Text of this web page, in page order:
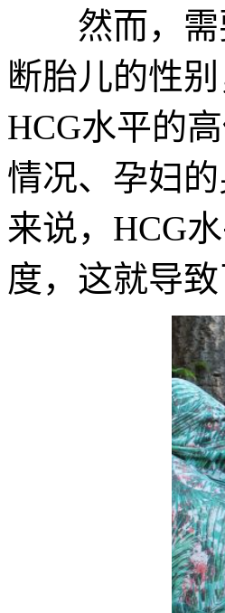
然而，需要
断胎儿的性
HCG水平的
情况、孕妇
来说，HCG
度，这就导